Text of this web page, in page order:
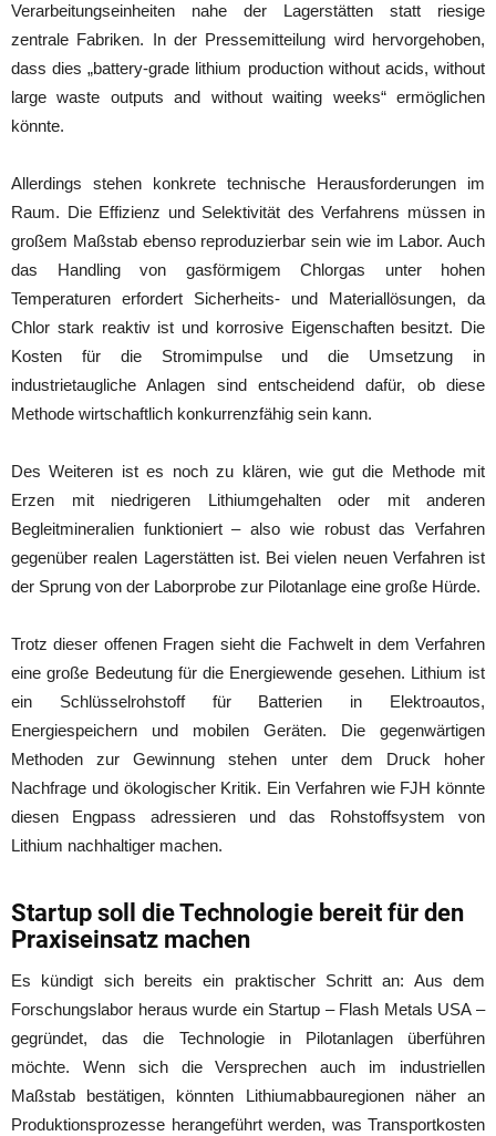
Verarbeitungseinheiten nahe der Lagerstätten statt riesige
zentrale Fabriken. In der Pressemitteilung wird hervorgehoben,
dass dies „battery-grade lithium production without acids, without
large waste outputs and without waiting weeks“ ermöglichen
könnte.
Allerdings stehen konkrete technische Herausforderungen im
Raum. Die Effizienz und Selektivität des Verfahrens müssen in
großem Maßstab ebenso reproduzierbar sein wie im Labor. Auch
das Handling von gasförmigem Chlorgas unter hohen
Temperaturen erfordert Sicherheits- und Materiallösungen, da
Chlor stark reaktiv ist und korrosive Eigenschaften besitzt. Die
Kosten für die Stromimpulse und die Umsetzung in
industrietaugliche Anlagen sind entscheidend dafür, ob diese
Methode wirtschaftlich konkurrenzfähig sein kann.
Des Weiteren ist es noch zu klären, wie gut die Methode mit
Erzen mit niedrigeren Lithiumgehalten oder mit anderen
Begleitmineralien funktioniert – also wie robust das Verfahren
gegenüber realen Lagerstätten ist. Bei vielen neuen Verfahren ist
der Sprung von der Laborprobe zur Pilotanlage eine große Hürde.
Trotz dieser offenen Fragen sieht die Fachwelt in dem Verfahren
eine große Bedeutung für die Energiewende gesehen. Lithium ist
ein Schlüsselrohstoff für Batterien in Elektroautos,
Energiespeichern und mobilen Geräten. Die gegenwärtigen
Methoden zur Gewinnung stehen unter dem Druck hoher
Nachfrage und ökologischer Kritik. Ein Verfahren wie FJH könnte
diesen Engpass adressieren und das Rohstoffsystem von
Lithium nachhaltiger machen.
Startup soll die Technologie bereit für den
Praxiseinsatz machen
Es kündigt sich bereits ein praktischer Schritt an: Aus dem
Forschungslabor heraus wurde ein Startup – Flash Metals USA –
gegründet, das die Technologie in Pilotanlagen überführen
möchte. Wenn sich die Versprechen auch im industriellen
Maßstab bestätigen, könnten Lithiumabbauregionen näher an
Produktionsprozesse herangeführt werden, was Transportkosten